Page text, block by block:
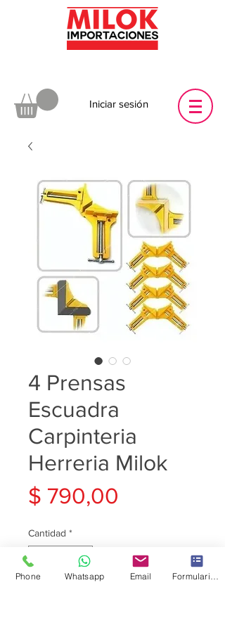
Iniciar sesión
4 Prensas
Escuadra
Carpinteria
Herreria Milok
$ 790,00
Cantidad *
Phone Whatsapp Email